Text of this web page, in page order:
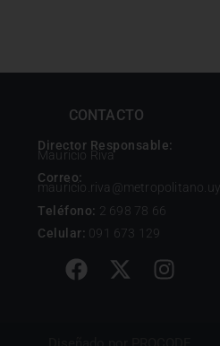
CONTACTO
Director Responsable:
Mauricio Riva
Correo:
mauricio.riva@metropolitano.uy
Teléfono: 2 698 78 66
Celular: 091 673 129